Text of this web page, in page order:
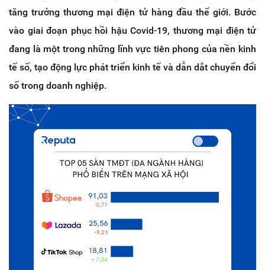
tăng trưởng thương mại điện tử hàng đầu thế giới. Bước
vào giai đoạn phục hồi hậu Covid-19, thương mại điện tử
đang là một trong những lĩnh vực tiên phong của nền kinh
tế số, tạo động lực phát triển kinh tế và dẫn dắt chuyển đổi
số trong doanh nghiệp.